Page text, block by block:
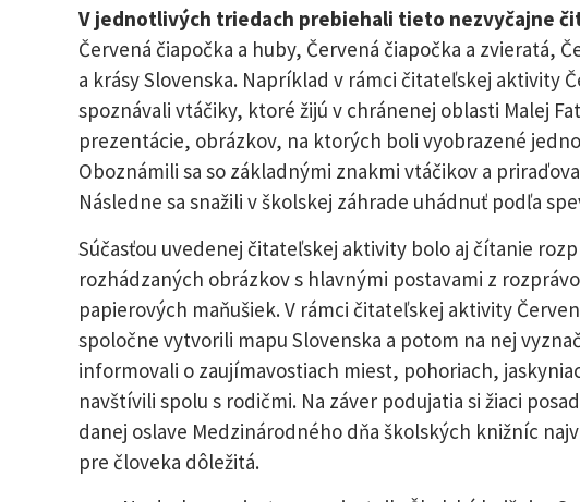
V jednotlivých triedach prebiehali tieto nezvyčajne
Červená čiapočka a huby, Červená čiapočka a zvieratá,
a krásy Slovenska. Napríklad v rámci čitateľskej aktivity
spoznávali vtáčiky, ktoré žijú v chránenej oblasti Malej
prezentácie, obrázkov, na ktorých boli vyobrazené
Oboznámili sa so základnými znakmi vtáčikov a
Následne sa snažili v školskej záhrade uhádnuť podľa
Súčasťou uvedenej čitateľskej aktivity bolo aj čítanie
rozhádzaných obrázkov s hlavnými postavami z
papierových maňušiek. V rámci čitateľskej aktivity
spoločne vytvorili mapu Slovenska a potom na nej
informovali o zaujímavostiach miest, pohoriach,
navštívili spolu s rodičmi. Na záver podujatia si žiaci
danej oslave Medzinárodného dňa školských knižníc
pre človeka dôležitá.